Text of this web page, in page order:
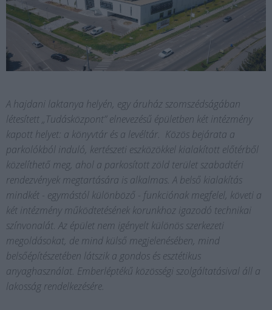
A hajdani laktanya helyén, egy áruház szomszédságában
létesített „Tudásközpont” elnevezésű épületben két intézmény
kapott helyet: a könyvtár és a levéltár. Közös bejárata a
parkolókból induló, kertészeti eszközökkel kialakított előtérből
közelíthető meg, ahol a parkosított zöld terület szabadtéri
rendezvények megtartására is alkalmas. A belső kialakítás
mindkét - egymástól különböző - funkciónak megfelel, követi a
két intézmény működtetésének korunkhoz igazodó technikai
színvonalát. Az épület nem igényelt különös szerkezeti
megoldásokat, de mind külső megjelenésében, mind
belsőépítészetében látszik a gondos és esztétikus
anyaghasználat. Emberléptékű közösségi szolgáltatásival áll a
lakosság rendelkezésére.